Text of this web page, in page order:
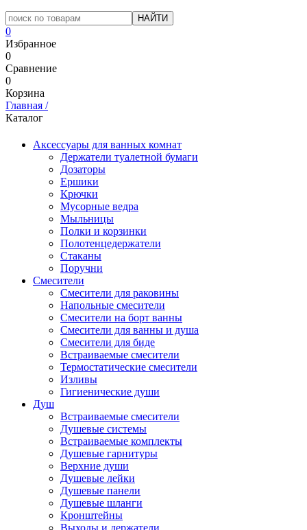
0
Избранное
0
Сравнение
0
Корзина
Главная /
Каталог
Аксессуары для ванных комнат
Держатели туалетной бумаги
Дозаторы
Ершики
Крючки
Мусорные ведра
Мыльницы
Полки и корзинки
Полотенцедержатели
Стаканы
Поручни
Смесители
Смесители для раковины
Напольные смесители
Смесители на борт ванны
Смесители для ванны и душа
Смесители для биде
Встраиваемые смесители
Термостатические смесители
Изливы
Гигиенические души
Душ
Встраиваемые смесители
Душевые системы
Встраиваемые комплекты
Душевые гарнитуры
Верхние души
Душевые лейки
Душевые панели
Душевые шланги
Кронштейны